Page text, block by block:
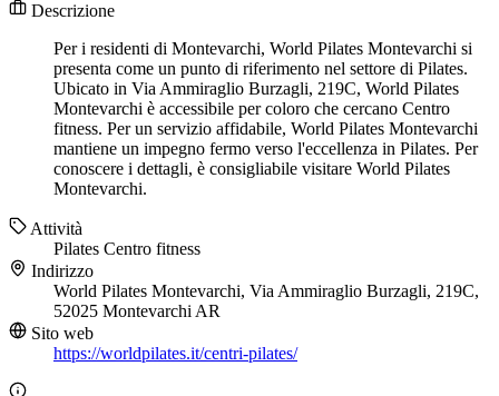
Descrizione
Per i residenti di Montevarchi, World Pilates Montevarchi si
presenta come un punto di riferimento nel settore di Pilates.
Ubicato in Via Ammiraglio Burzagli, 219C, World Pilates
Montevarchi è accessibile per coloro che cercano Centro
fitness. Per un servizio affidabile, World Pilates Montevarchi
mantiene un impegno fermo verso l'eccellenza in Pilates. Per
conoscere i dettagli, è consigliabile visitare World Pilates
Montevarchi.
Attività
Pilates Centro fitness
Indirizzo
World Pilates Montevarchi, Via Ammiraglio Burzagli, 219C,
52025 Montevarchi AR
Sito web
https://worldpilates.it/centri-pilates/